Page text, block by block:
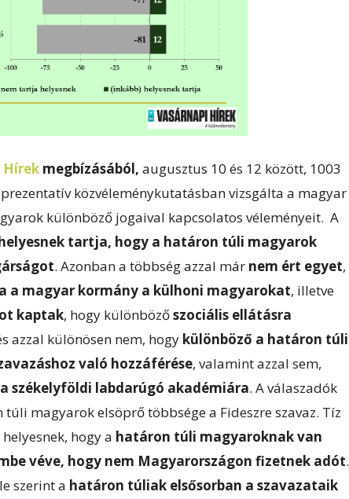
Hírek megbízásából, augusztus 10 és 12 között, 1003
közvéleménykutatásban vizsgálta a magyar
különböző jogaival kapcsolatos véleményeit. A
tartja, hogy a határon túli magyarok
. Azonban a többség azzal már nem ért egyet,
magyar kormány a külhoni magyarokat, illetve
kaptak, hogy különbözőszociális ellátásra
azzal különösen nem, hogy különböző a határon túli
való hozzáférése, valamint azzal sem,
székelyföldi labdarúgó akadémiára. A válaszadók
magyarok elsöprő többsége a Fideszre szavaz. Tíz
hogy a határon túli magyaroknak van
véve, hogy nem Magyarországon fizetnek adót.
szerint a határon túliak elsősorban a szavazataik